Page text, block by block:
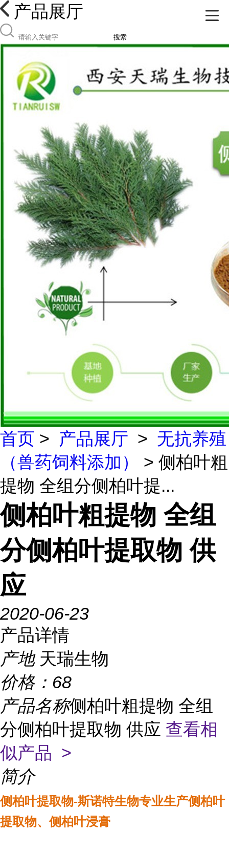
产品展厅
搜索
首页 > 产品展厅 > 无抗养殖
（兽药饲料添加）
> 侧柏叶粗
提物 全组分侧柏叶提...
侧柏叶粗提物 全组
分侧柏叶提取物 供
应
2020-06-23
产品详情
产地 天瑞生物
价格： 68
产品名称侧柏叶粗提物 全组
分侧柏叶提取物 供应 查看相
似产品 >
简介
侧柏叶提取物-斯诺特生物专业生产侧柏叶
提取物、侧柏叶浸膏